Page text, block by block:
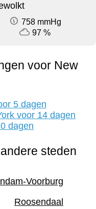
758 mmHg
97 %
voor New
5 dagen
voor 14 dagen
dagen
steden
Voorburg
Roosendaal